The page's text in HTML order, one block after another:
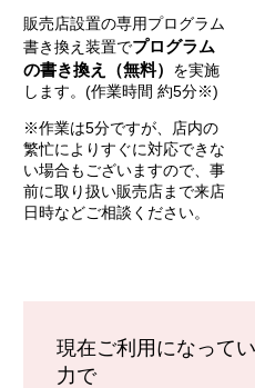
販売店設置の専用プログラム
書き換え装置でプログラム
の書き換え（無料） を実施
します。(作業時間 約5分※)
※作業は5分ですが、店内の
繁忙によりすぐに対応できな
い場合もございますので、事
前に取り扱い販売店まで来店
日時などご相談ください。
現在ご利用になって
力で